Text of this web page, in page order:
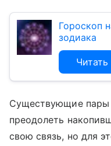
Гороскоп
зодиака
Читать
Существующие пары
преодолеть
свою связь, но для